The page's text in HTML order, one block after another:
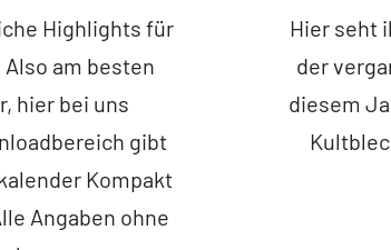
Highlights für
am besten
hier bei uns
gibt
Kompakt
Angaben ohne
Hier seht
der
diesem